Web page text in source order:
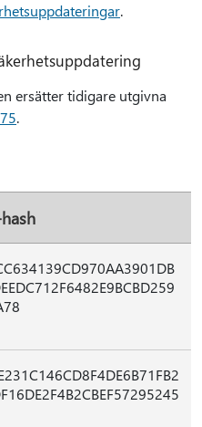
.
ersätter tidigare utgivna
.